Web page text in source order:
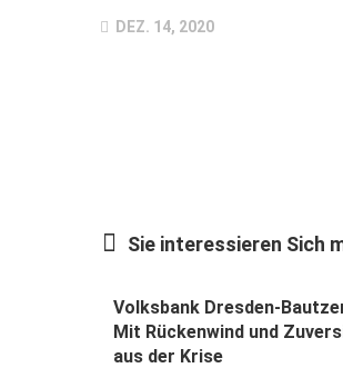
DEZ. 14, 2020
Sie interessieren Sich
Volksbank Dresden-
Mit Rückenwind und
aus der Krise